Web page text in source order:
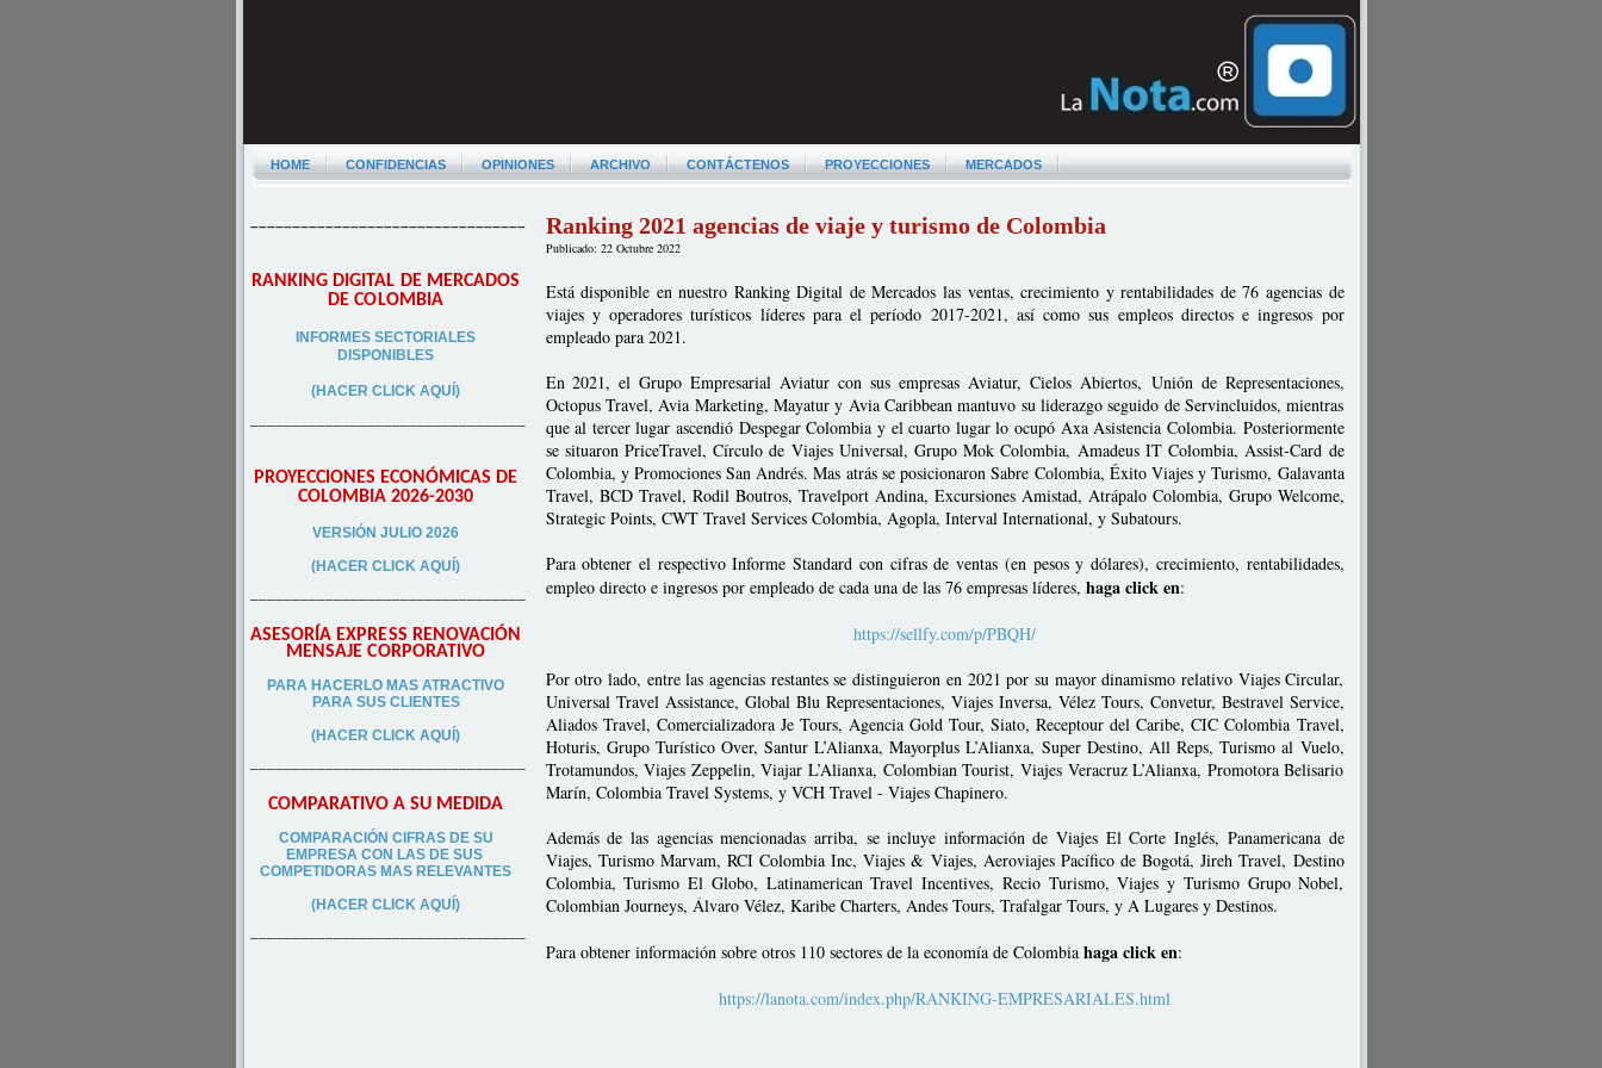
HOME CONFIDENCIAS OPINIONES ARCHIVO CONTÁCTENOS PROYECCIONES MERCADOS
–––––––––––––––––––––––––––––––––
RANKING DIGITAL DE MERCADOS
DE COLOMBIA
INFORMES SECTORIALES
DISPONIBLES
(HACER CLICK AQUÍ)
–––––––––––––––––––––––––––––––––
PROYECCIONES ECONÓMICAS DE
COLOMBIA 2026-2030
VERSIÓN JULIO 2026
(HACER CLICK AQUÍ)
–––––––––––––––––––––––––––––––––
ASESORÍA EXPRESS RENOVACIÓN
MENSAJE CORPORATIVO
PARA HACERLO MAS ATRACTIVO
PARA SUS CLIENTES
(HACER CLICK AQUÍ)
–––––––––––––––––––––––––––––––––
COMPARATIVO A SU MEDIDA
COMPARACIÓN CIFRAS DE SU
EMPRESA CON LAS DE SUS
COMPETIDORAS MAS RELEVANTES
(HACER CLICK AQUÍ)
–––––––––––––––––––––––––––––––––
Ranking 2021 agencias de viaje y turismo de Colombia
Publicado: 22 Octubre 2022
Está disponible en nuestro Ranking Digital de Mercados las ventas, crecimiento y rentabilidades de 76 agencias de
viajes y operadores turísticos líderes para el período 2017-2021, así como sus empleos directos e ingresos por
empleado para 2021.
En 2021, el Grupo Empresarial Aviatur con sus empresas Aviatur, Cielos Abiertos, Unión de Representaciones,
Octopus Travel, Avia Marketing, Mayatur y Avia Caribbean mantuvo su liderazgo seguido de Servincluidos, mientras
que al tercer lugar ascendió Despegar Colombia y el cuarto lugar lo ocupó Axa Asistencia Colombia. Posteriormente
se situaron PriceTravel, Círculo de Viajes Universal, Grupo Mok Colombia, Amadeus IT Colombia, Assist-Card de
Colombia, y Promociones San Andrés. Mas atrás se posicionaron Sabre Colombia, Éxito Viajes y Turismo, Galavanta
Travel, BCD Travel, Rodil Boutros, Travelport Andina, Excursiones Amistad, Atrápalo Colombia, Grupo Welcome,
Strategic Points, CWT Travel Services Colombia, Agopla, Interval International, y Subatours.
Para obtener el respectivo Informe Standard con cifras de ventas (en pesos y dólares), crecimiento, rentabilidades,
empleo directo e ingresos por empleado de cada una de las 76 empresas líderes, haga click en:
https://sellfy.com/p/PBQH/
Por otro lado, entre las agencias restantes se distinguieron en 2021 por su mayor dinamismo relativo Viajes Circular,
Universal Travel Assistance, Global Blu Representaciones, Viajes Inversa, Vélez Tours, Convetur, Bestravel Service,
Aliados Travel, Comercializadora Je Tours, Agencia Gold Tour, Siato, Receptour del Caribe, CIC Colombia Travel,
Hoturis, Grupo Turístico Over, Santur L’Alianxa, Mayorplus L’Alianxa, Super Destino, All Reps, Turismo al Vuelo,
Trotamundos, Viajes Zeppelin, Viajar L’Alianxa, Colombian Tourist, Viajes Veracruz L’Alianxa, Promotora Belisario
Marín, Colombia Travel Systems, y VCH Travel - Viajes Chapinero.
Además de las agencias mencionadas arriba, se incluye información de Viajes El Corte Inglés, Panamericana de
Viajes, Turismo Marvam, RCI Colombia Inc, Viajes & Viajes, Aeroviajes Pacífico de Bogotá, Jireh Travel, Destino
Colombia, Turismo El Globo, Latinamerican Travel Incentives, Recio Turismo, Viajes y Turismo Grupo Nobel,
Colombian Journeys, Álvaro Vélez, Karibe Charters, Andes Tours, Trafalgar Tours, y A Lugares y Destinos.
Para obtener información sobre otros 110 sectores de la economía de Colombia haga click en:
https://lanota.com/index.php/RANKING-EMPRESARIALES.html